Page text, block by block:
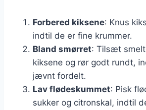
Forbered kiksene: Knus
indtil de er fine krummer.
Bland smørret: Tilsæt
kiksene og rør godt rundt,
jævnt fordelt.
Lav flødeskummet: Pisk
sukker og citronskal, indtil